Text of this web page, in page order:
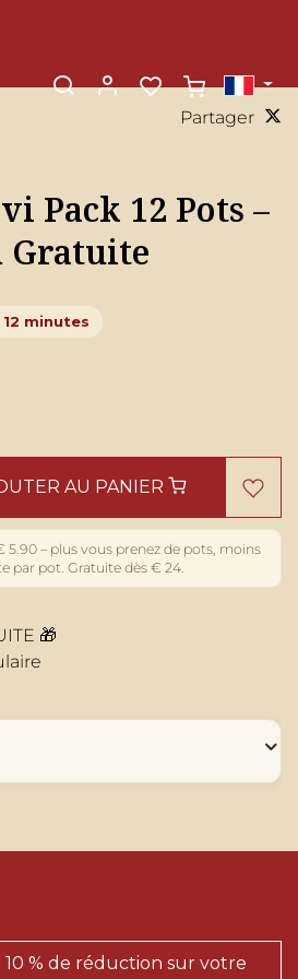
Partager
Pack 12 Pots –
minutes
AU PANIER
🎁
10 % de réduction sur votre